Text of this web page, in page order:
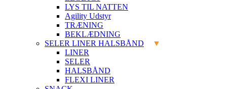
LYS TIL NATTEN
Agility Udstyr
TRÆNING
BEKLÆDNING
SELER LINER HALSBÅND
LINER
SELER
HALSBÅND
FLEXI LINER